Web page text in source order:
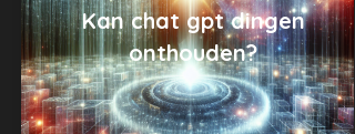
Kan chat gpt dingen
onthouden?